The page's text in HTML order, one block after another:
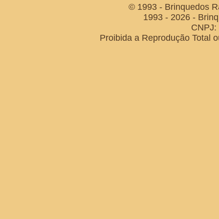
© 1993 - Brinquedos
1993 - 2026 -
Proibida a Reprodução